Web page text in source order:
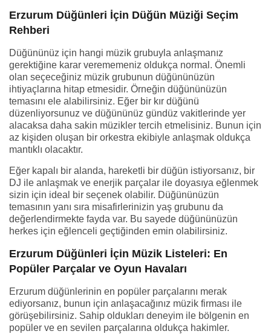
Erzurum Düğünleri İçin Düğün Müziği Seçim
Rehberi
Düğününüz için hangi müzik grubuyla anlaşmanız
gerektiğine karar verememeniz oldukça normal. Önemli
olan seçeceğiniz müzik grubunun düğününüzün
ihtiyaçlarına hitap etmesidir. Örneğin düğününüzün
temasını ele alabilirsiniz. Eğer bir kır düğünü
düzenliyorsunuz ve düğününüz gündüz vakitlerinde yer
alacaksa daha sakin müzikler tercih etmelisiniz. Bunun için
az kişiden oluşan bir orkestra ekibiyle anlaşmak oldukça
mantıklı olacaktır.
Eğer kapalı bir alanda, hareketli bir düğün istiyorsanız, bir
DJ ile anlaşmak ve enerjik parçalar ile doyasıya eğlenmek
sizin için ideal bir seçenek olabilir. Düğününüzün
temasının yanı sıra misafirlerinizin yaş grubunu da
değerlendirmekte fayda var. Bu sayede düğününüzün
herkes için eğlenceli geçtiğinden emin olabilirsiniz.
Erzurum Düğünleri İçin Müzik Listeleri: En
Popüler Parçalar ve Oyun Havaları
Erzurum düğünlerinin en popüler parçalarını merak
ediyorsanız, bunun için anlaşacağınız müzik firması ile
görüşebilirsiniz. Sahip oldukları deneyim ile bölgenin en
popüler ve en sevilen parçalarına oldukça hakimler.